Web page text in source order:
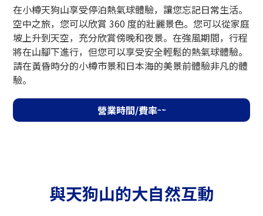
在小樽天狗山享受停泊熱氣球體驗，讓您忘記日常生活。
空中之旅，您可以欣賞 360 度的壯麗景色。您可以從家庭
坡上升到天空，充分欣賞傍晚和夜景。在強風期間，行程
將在山腳下進行，但您可以享受安全輕鬆的熱氣球體驗。
請在黃昏時分的小樽市景和日本海的美景前體驗非凡的體
驗。
營業時間/費率
與天狗山的大自然互動
10月1日（週四）起16:30結束
費用
防範措施